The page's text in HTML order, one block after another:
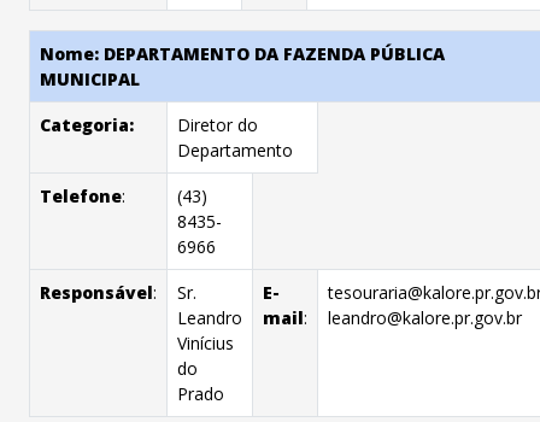
Nome: DEPARTAMENTO DA FAZENDA PÚBLICA
MUNICIPAL
Categoria:
Diretor do
Departamento
Telefone:
(43)
8435-
6966
Responsável:
Sr.
Leandro
Vinícius
do
Prado
E-
mail:
leandro@kalore.pr.gov.br